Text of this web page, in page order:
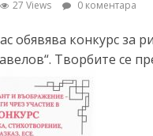
27 Views 0 коментара
обявява конкурс за
Творбите се